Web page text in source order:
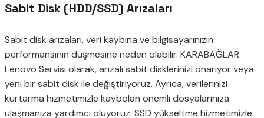
Sabit Disk (HDD/SSD) Arızaları
Sabit disk arızaları, veri kaybına ve bilgisayarınızın
performansının düşmesine neden olabilir. KARABAĞLAR
Lenovo Servisi olarak, arızalı sabit disklerinizi onarıyor veya
yeni bir sabit disk ile değiştiriyoruz. Ayrıca, verilerinizi
kurtarma hizmetimizle kaybolan önemli dosyalarınıza
ulaşmanıza yardımcı oluyoruz. SSD yükseltme hizmetimizle